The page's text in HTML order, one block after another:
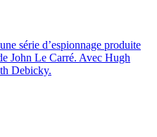
série d’espionnage produite
John Le Carré. Avec Hugh
Debicky.